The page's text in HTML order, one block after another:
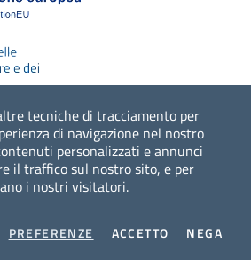
tecniche di tracciamento per
di navigazione nel nostro
personalizzati e annunci
il traffico sul nostro sito, e per
i nostri visitatori.
PREFERENZE COOKIES
ACCETTO I COOKIES
NEGAI
Scopri di più